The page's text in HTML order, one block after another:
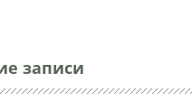
записи